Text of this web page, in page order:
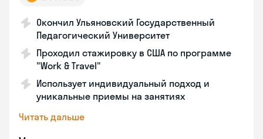
Окончил Ульяновский Государственный
Педагогический Университет
Проходил стажировку в США по программе
"Work & Travel"
Использует индивидуальный подход и
уникальные приемы на занятиях
Читать дальше